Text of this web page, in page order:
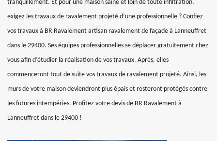
tranquillement. Et pour une maison saine et loin de toute infiltration,
exigez les travaux de ravalement projeté d’une professionnelle ? Confiez
vos travaux à BR Ravalement artisan ravalement de façade à Lanneuffret
dans le 29400. Ses équipes professionnelles se déplacer gratuitement chez
vous afin d’étudier la réalisation de vos travaux. Après, elles
commenceront tout de suite vos travaux de ravalement projeté. Ainsi, les
murs de votre maison deviendront plus épais et resteront protégés contre
les futures intempéries. Profitez votre devis de BR Ravalement à
Lanneuffret dans le 29400 !